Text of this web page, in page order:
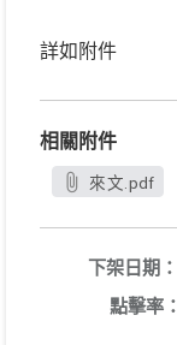
詳如附件
相關附件
來文.pdf
下架日期：
點擊率：